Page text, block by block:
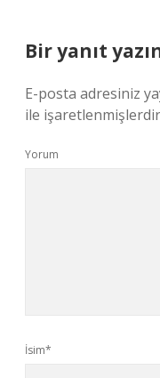
Bir yanıt
E-posta adresiniz
ile işaretlenmişlerdir
Yorum
İsim*